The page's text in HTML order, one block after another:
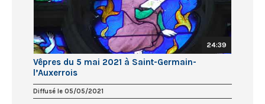
24:39
Vêpres du 5 mai 2021 à Saint-Germain-
l’Auxerrois
Diffusé le 05/05/2021